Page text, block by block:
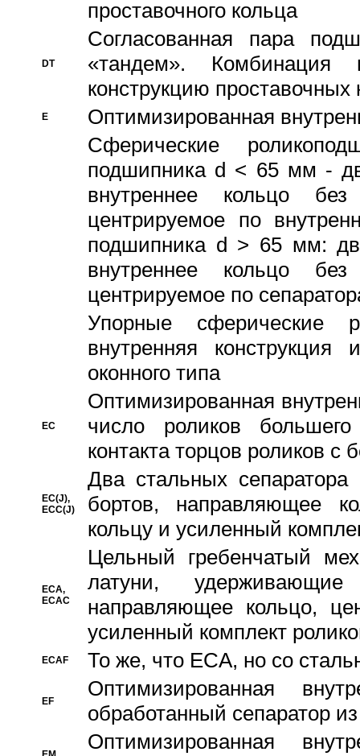
проставочного кольца
DT
Согласованная пара
«тандем».
конструкцию проставочных
E
Оптимизированная
Сферические
подшипника d < 65 мм -
внутреннее кольцо
центрируемое по
подшипника d > 65 мм:
внутреннее кольцо
центрируемое по
Упорные сферические
внутренняя
оконного типа
EC
Oптимизированная
число роликов
контакта торцов роликов с
EC(J),
ECC(J)
Два стальных сепаратора
бортов, направляющее
кольцу и усиленный
ECA,
ECAC
Цельный гребенчатый
латуни,
направляющее кольцо,
усиленный комплект
ECAF То же, что ECA, но со
EF
Оптимизированная
обработанный сепаратор
Оптимизированная